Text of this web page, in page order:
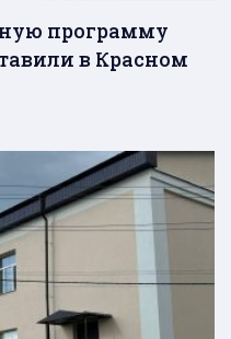
программу
в Красном